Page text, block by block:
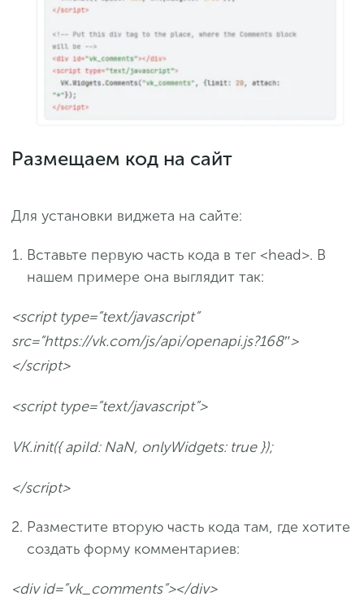
Размещаем код на сайт
Для установки виджета на сайте:
Вставьте первую часть кода в тег <head>. В
нашем примере она выглядит так:
<script type=”text/javascript”
src=”https://vk.com/js/api/openapi.js?168″>
</script>
<script type=”text/javascript”>
VK.init({ apiId: NaN, onlyWidgets: true });
</script>
Разместите вторую часть кода там, где хотите
создать форму комментариев:
<div id=”vk_comments”></div>